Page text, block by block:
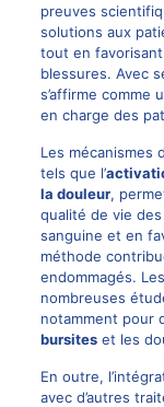
preuves
solutions aux
tout en
blessures. Avec
s’affirme comme
en charge des
Les mécanismes
tels que l’
la douleur,
qualité de vie
sanguine et en
méthode
endommagés.
nombreuses
notamment pour
bursiteset les
En outre,
avec d’autres